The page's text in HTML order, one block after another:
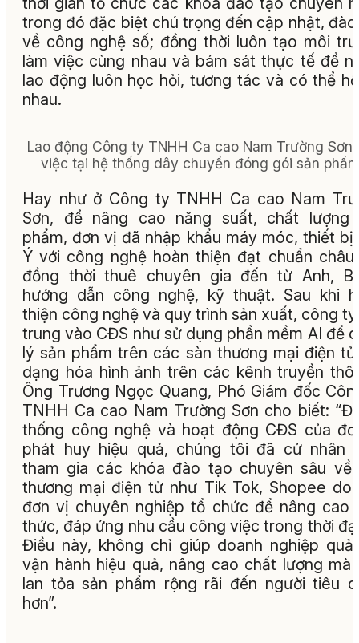
trong đó đặc biệt chú trọng đến cập nhật,
về công nghệ số; đồng thời luôn tạo môi
làm việc cùng nhau và bám sát thực tế để
lao động luôn học hỏi, tương tác và có thể
nhau.
Lao động Công ty TNHH Ca cao Nam Trường Sơn
việc tại hệ thống dây chuyền đóng gói sản
Hay như ở Công ty TNHH Ca cao Nam
Sơn, để nâng cao năng suất, chất lượng
phẩm, đơn vị đã nhập khẩu máy móc, thiết bị
Ý với công nghệ hoàn thiện đạt chuẩn châu
đồng thời thuê chuyên gia đến từ Anh,
hướng dẫn công nghệ, kỹ thuật. Sau khi
thiện công nghệ và quy trình sản xuất, công
trung vào CĐS như sử dụng phần mềm AI để
lý sản phẩm trên các sàn thương mại điện
dạng hóa hình ảnh trên các kênh truyền
Ông Trương Ngọc Quang, Phó Giám đốc
TNHH Ca cao Nam Trường Sơn cho biết:
thống công nghệ và hoạt động CĐS của
phát huy hiệu quả, chúng tôi đã cử nhân
tham gia các khóa đào tạo chuyên sâu về
thương mại điện tử như Tik Tok, Shopee do
đơn vị chuyên nghiệp tổ chức để nâng cao
thức, đáp ứng nhu cầu công việc trong thời
Điều này, không chỉ giúp doanh nghiệp
vận hành hiệu quả, nâng cao chất lượng mà
lan tỏa sản phẩm rộng rãi đến người tiêu
hơn”.